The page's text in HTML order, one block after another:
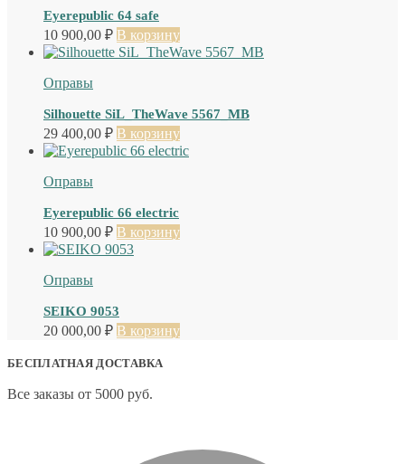
Eyerepublic 64 safe
10 900,00 ₽ В корзину
Оправы
Silhouette SiL_TheWave 5567_MB
29 400,00 ₽ В корзину
Оправы
Eyerepublic 66 electric
10 900,00 ₽ В корзину
Оправы
SEIKO 9053
20 000,00 ₽ В корзину
БЕСПЛАТНАЯ ДОСТАВКА
Все заказы от 5000 руб.